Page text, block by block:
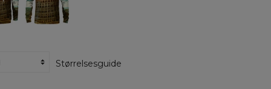
womens
sweatshirt
Størrelsesguide